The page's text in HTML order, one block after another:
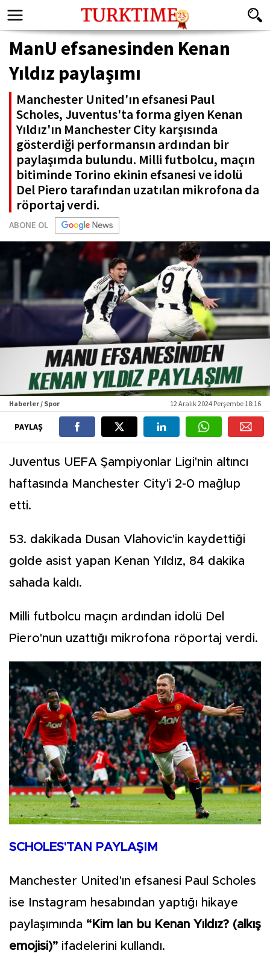
ManU efsanesinden Kenan
Yıldız paylaşımı
Manchester United'ın efsanesi Paul
Scholes, Juventus'ta forma giyen Kenan
Yıldız'ın Manchester City karşısında
gösterdiği performansın ardından bir
paylaşımda bulundu. Milli futbolcu, maçın
bitiminde Torino ekinin efsanesi ve idolü
Del Piero tarafından uzatılan mikrofona da
röportaj verdi.
ABONE OL
Haberler / Spor 12 Aralık 2024 Perşembe 18:16
PAYLAŞ
Juventus UEFA Şampiyonlar Ligi'nin altıncı
haftasında Manchester City'i 2-0 mağlup
etti.
53. dakikada Dusan Vlahovic'in kaydettiği
golde asist yapan Kenan Yıldız, 84 dakika
sahada kaldı.
Milli futbolcu maçın ardından idolü Del
Piero'nun uzattığı mikrofona röportaj verdi.
SCHOLES'TAN PAYLAŞIM
Manchester United'ın efsanesi Paul Scholes
ise Instagram hesabından yaptığı hikaye
paylaşımında “Kim lan bu Kenan Yıldız? (alkış
emojisi)” ifadelerini kullandı.